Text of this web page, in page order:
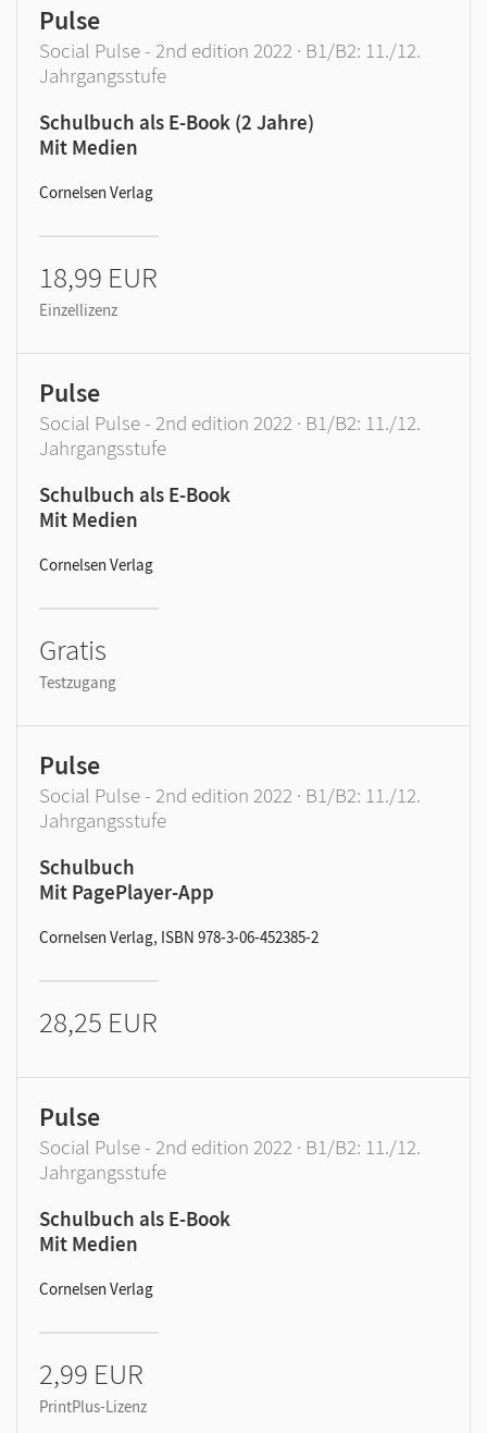
Pulse
Social Pulse - 2nd edition 2022 · B1/B2: 11./12.
Jahrgangsstufe
Schulbuch als E-Book (2 Jahre)
Mit Medien
Cornelsen Verlag
18,99 EUR
Einzellizenz
Pulse
Social Pulse - 2nd edition 2022 · B1/B2: 11./12.
Jahrgangsstufe
Schulbuch als E-Book
Mit Medien
Cornelsen Verlag
Gratis
Testzugang
Pulse
Social Pulse - 2nd edition 2022 · B1/B2: 11./12.
Jahrgangsstufe
Schulbuch
Mit PagePlayer-App
Cornelsen Verlag, ISBN 978-3-06-452385-2
28,25 EUR
Pulse
Social Pulse - 2nd edition 2022 · B1/B2: 11./12.
Jahrgangsstufe
Schulbuch als E-Book
Mit Medien
Cornelsen Verlag
2,99 EUR
PrintPlus-Lizenz